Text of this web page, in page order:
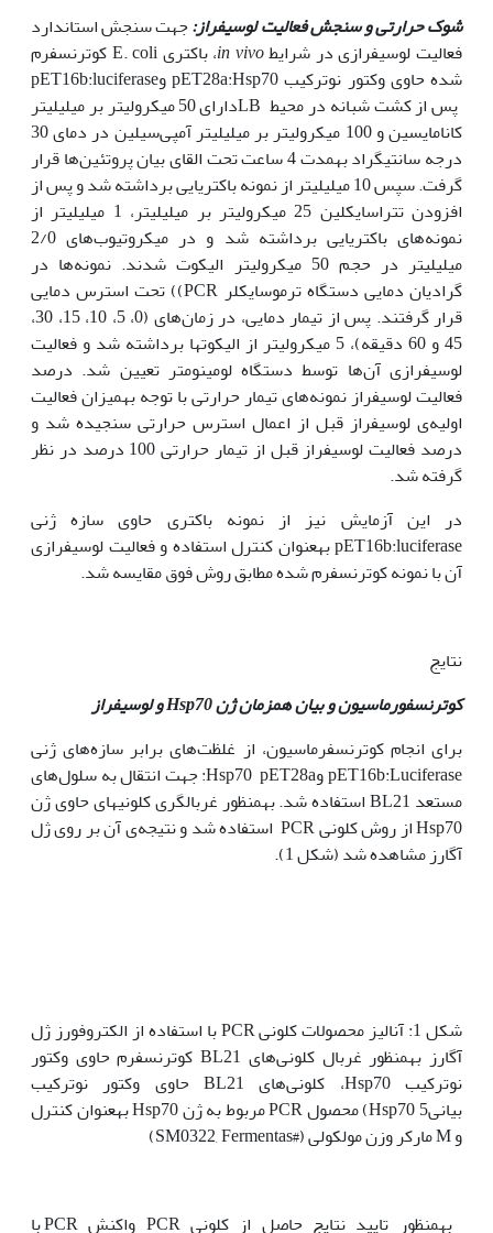
شوک حرارتی و سنجش فعالیت لوسیفراز:جهت سنجش استاندارد
فعالیت لوسیفرازی در شرایطin vivo
، باکتری E. coli کوترنسفرم
شده حاوی وکتور نوترکیب pET28a:Hsp70 وpET16b:luciferase
پس از کشت شبانه در محیط LBدارای 50 میکرولیتر بر میلی‫لیتر
کانامایسین و 100 میکرولیتر بر میلی‫لیتر آمپی‌سیلین در دمای 30
درجه سانتی‫گراد به‫مدت 4 ساعت تحت القای بیان پروتئین‌ها قرار
گرفت. سپس 10 میلی‫لیتر از نمونه باکتریایی برداشته شد و پس از
افزودن تتراسایکلین 25 میکرولیتر بر میلی‫لیتر، 1 میلی‫لیتر از
نمونه‌های باکتریایی برداشته شد و در میکروتیوب‌های 2/0
میلی‫لیتر در حجم 50 میکرولیتر الیکوت شدند. نمونه‌ها در
گرادیان دمایی دستگاه ترموسایکلر PCR)) تحت استرس دمایی
قرار گرفتند. پس از تیمار دمایی، در زمان‌های (0، 5، 10، 15، 30،
45 و 60 دقیقه)، 5 میکرولیتر از الیکوت‫ها برداشته شد و فعالیت
لوسیفرازی آن‌ها توسط دستگاه لومینومتر تعیین شد. درصد
فعالیت لوسیفراز نمونه‌‌های تیمار حرارتی با توجه به‫میزان فعالیت
اولیه‌ی لوسیفراز قبل از اعمال استرس حرارتی سنجیده شد و
درصد فعالیت لوسیفراز قبل از تیمار حرارتی 100 درصد در نظر
گرفته شد.
در این آزمایش نیز از نمونه باکتری حاوی سازه ژنی
pET16b:luciferase به‫عنوان کنترل استفاده و فعالیت لوسیفرازی
آن با نمونه کوترنسفرم شده مطابق روش فوق مقایسه شد.
نتایج
کوترنسفورماسیون و بیان همزمان ژنHsp70و لوسیفراز
برای انجام کوترنسفرماسیون، از غلظت‌های برابر سازه‌های ژنی
pET16b:Luciferase وHsp70 pET28a: جهت انتقال به سلول‌های
مستعد BL21 استفاده شد. به‫منظور غربالگری کلونی‫های حاوی ژن
Hsp70 از روش کلونی PCR استفاده شد و نتیجه‌ی آن بر روی ژل
آگارز مشاهده شد (شکل 1).
شکل 1: آنالیز محصولات کلونی PCR با استفاده از الکتروفورز ژل
آگارز به‫منظور غربال کلونی‌های BL21 کوترنسفرم حاوی وکتور
نوترکیب Hsp70، کلونی‌های BL21 حاوی وکتور نوترکیب
بیانیHsp70 5) محصول PCR مربوط به ژن Hsp70 به‫عنوان کنترل
و M مارکر وزن مولکولی (#SM0322, Fermentas)
به‫منظور تایید نتایج حاصل از کلونی PCR واکنش PCR با